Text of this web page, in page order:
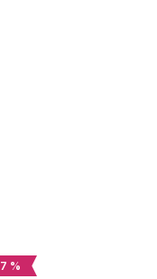
7 %